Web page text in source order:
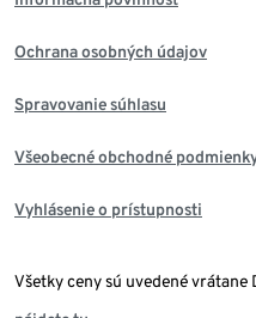
Ochrana osobných údajov
Spravovanie súhlasu
Všeobecné obchodné
Vyhlásenie o prístupnosti
Všetky ceny sú uvedené